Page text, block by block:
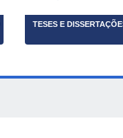
TESES E